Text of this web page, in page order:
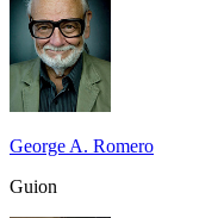
George A. Romero
Guion